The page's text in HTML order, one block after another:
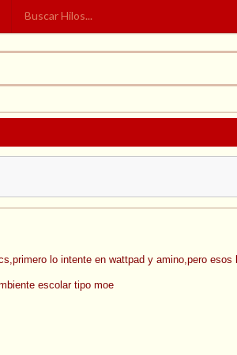
lo intente en wattpad y amino,pero esos
escolar tipo moe